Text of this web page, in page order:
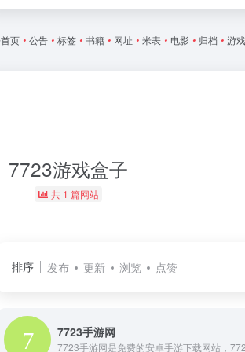
首页 • 公告 • 标签 • 书籍 • 网址 • 米表 • 电影 • 归档 • 游戏
7723游戏盒子
共 1 篇网站
排序 发布 更新 浏览 点赞
7723手游网